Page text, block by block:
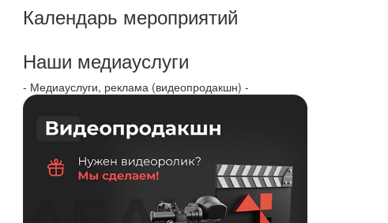
Календарь мероприятий
Наши медиауслуги
- Медиауслуги, реклама (видеопродакшн) -